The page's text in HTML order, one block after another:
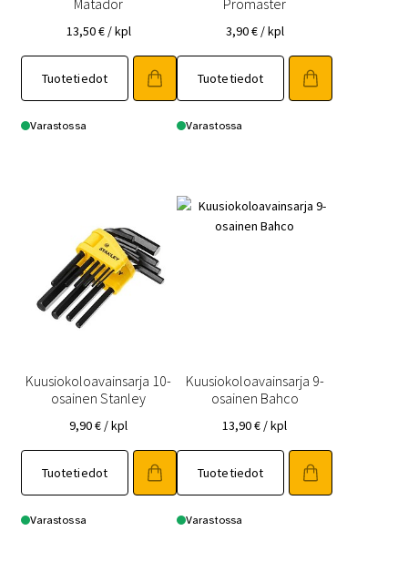
Matador
13,50€ / kpl
Tuotetiedot
Varastossa
Promaster
3,90€ / kpl
Tuotetiedot
Varastossa
Kuusiokoloavainsarja 10-
osainen Stanley
9,90€ / kpl
Tuotetiedot
Varastossa
Kuusiokoloavainsarja 9-
osainen Bahco
13,90€ / kpl
Tuotetiedot
Varastossa